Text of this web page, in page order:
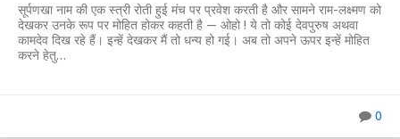
सूर्पणखा नाम की एक स्त्री रोती हुई मंच पर प्रवेश करती है और सामने राम-लक्ष्मण को
देखकर उनके रूप पर मोहित होकर कहती है — ओहो ! ये तो कोई देवपुरुष अथवा
कामदेव दिख रहे हैं। इन्हें देखकर मैं तो धन्य हो गई। अब तो अपने ऊपर इन्हें मोहित
करने हेतु…
0